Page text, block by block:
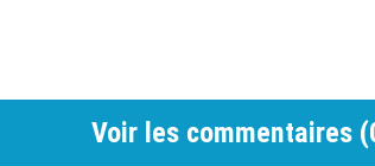
Voir les commentaires (